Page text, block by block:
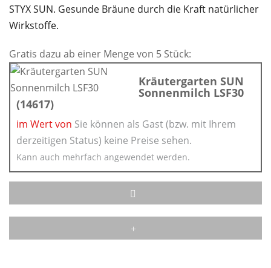
STYX SUN. Gesunde Bräune durch die Kraft natürlicher
Wirkstoffe.
Gratis dazu ab einer Menge von 5 Stück:
Kräutergarten SUN
Sonnenmilch LSF30
(14617)
im Wert von Sie können als Gast (bzw. mit Ihrem
derzeitigen Status) keine Preise sehen.
Kann auch mehrfach angewendet werden.